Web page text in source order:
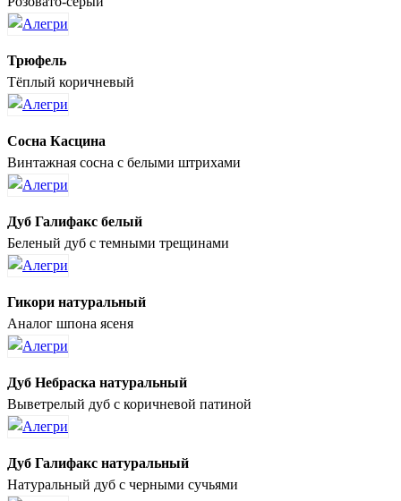
Трюфель
Тёплый коричневый
Сосна Касцина
Винтажная сосна с белыми штрихами
Дуб Галифакс белый
Беленый дуб с темными трещинами
Гикори натуральный
Аналог шпона ясеня
Дуб Небраска натуральный
Выветрелый дуб с коричневой патиной
Дуб Галифакс натуральный
Натуральный дуб с черными сучьями